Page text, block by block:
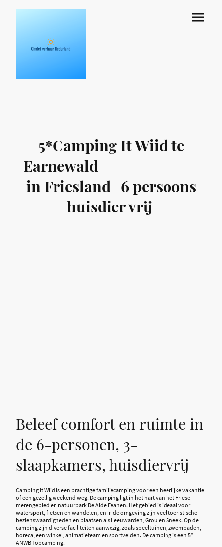
5*Camping It Wiid te
Earnewald
in Friesland 6 persoons
huisdier vrij
Beleef comfort en ruimte in
de 6-personen, 3-
slaapkamers, huisdiervrij
Camping It Wiid is een prachtige familiecamping voor een heerlijke vakantie
of een gezellig weekend weg. De camping ligt in het hart van het Friese
merengebied en natuurpark De Alde Feanen. Het gebied is ideaal voor
watersport, fietsen en wandelen, en in de omgeving zijn veel toeristische
bezienswaardigheden en plaatsen als Leeuwarden, Grou en Sneek. Op de
camping zijn diverse faciliteiten aanwezig, zoals speeltuinen, zwembaden,
horeca, een winkel, animatieteam en sportvelden. De camping is een 5*
ANWB Topcamping.